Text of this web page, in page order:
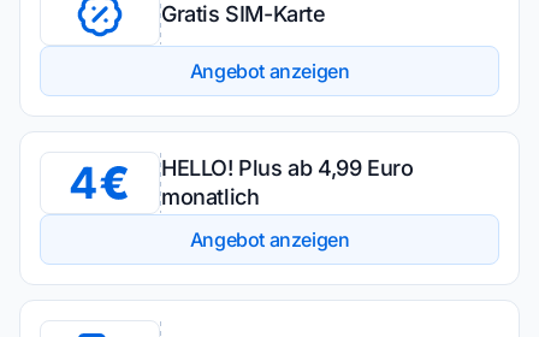
Gratis SIM-Karte
Angebot anzeigen
4
HELLO! Plus ab 4,99 Euro
monatlich
Angebot anzeigen